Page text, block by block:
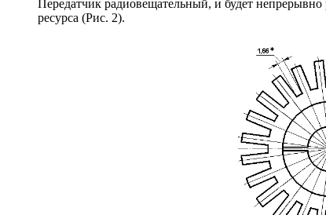
Передатчик радиовещательный, и будет
ресурса (Рис. 2).